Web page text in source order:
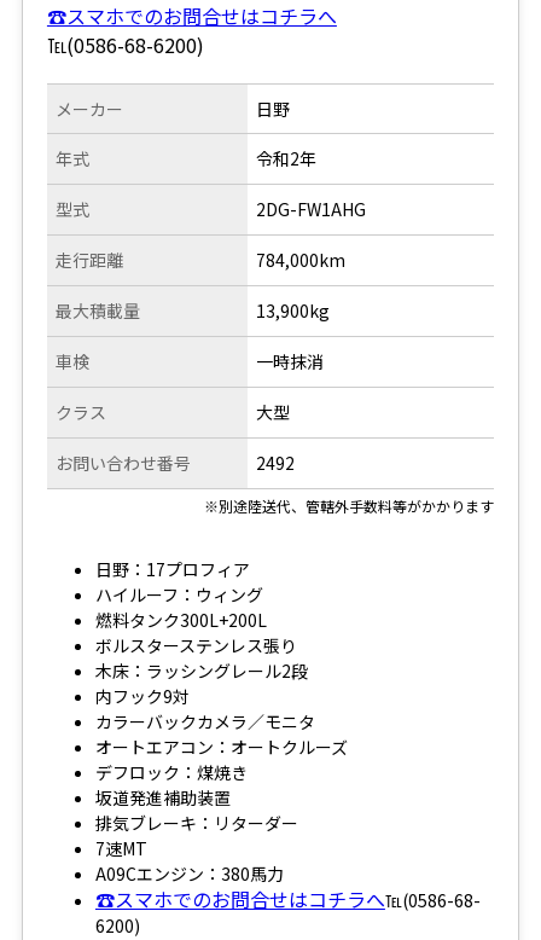
☎スマホでのお問合せはコチラへ
℡(0586-68-6200)
メーカー
年式
型式
走行距離
日野
令和2年
2DG-FW1AHG
784,000km
最大積載量
車検
クラス
お問い合わせ番号
13,900kg
一時抹消
大型
2492
※別途陸送代、管轄外手数料等がかかります
日野：17プロフィア
ハイルーフ：ウィング
燃料タンク300L+200L
ボルスターステンレス張り
木床：ラッシングレール2段
内フック9対
カラーバックカメラ／モニタ
オートエアコン：オートクルーズ
デフロック：煤焼き
坂道発進補助装置
排気ブレーキ：リターダー
7速MT
A09Cエンジン：380馬力
☎スマホでのお問合せはコチラへ℡(0586-68-
6200)